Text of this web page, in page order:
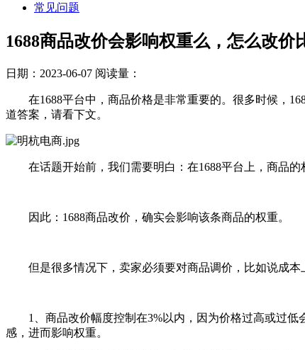
常见问题
1688商品改价会影响权重么，怎么改价
日期：2023-06-07 阅读量：
在1688平台中，商品价格是非常重要的。很多时候，
道答案，请看下文。
在话题开始前，我们需要明白：在1688平台上，商品的
因此：1688商品改价，确实会影响该条商品的权重。
但是很多情况下，卖家必须要对商品调价，比如说成本
1、商品改价幅度控制在3%以内，因为价格过高或过低
感，进而影响权重。